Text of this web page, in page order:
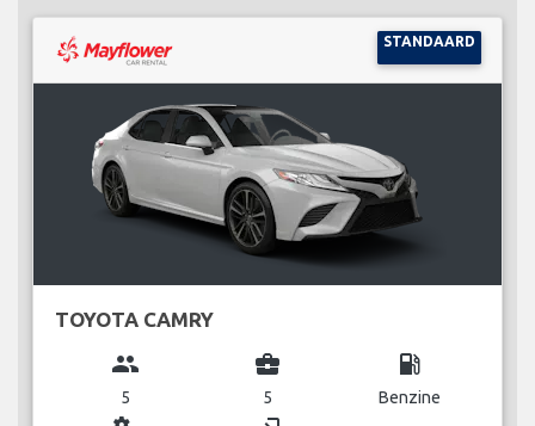
STANDAARD
TOYOTA CAMRY
group
5
business_center
5
local_gas_station
Benzine